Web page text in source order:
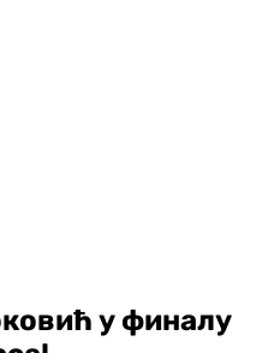
у финалу